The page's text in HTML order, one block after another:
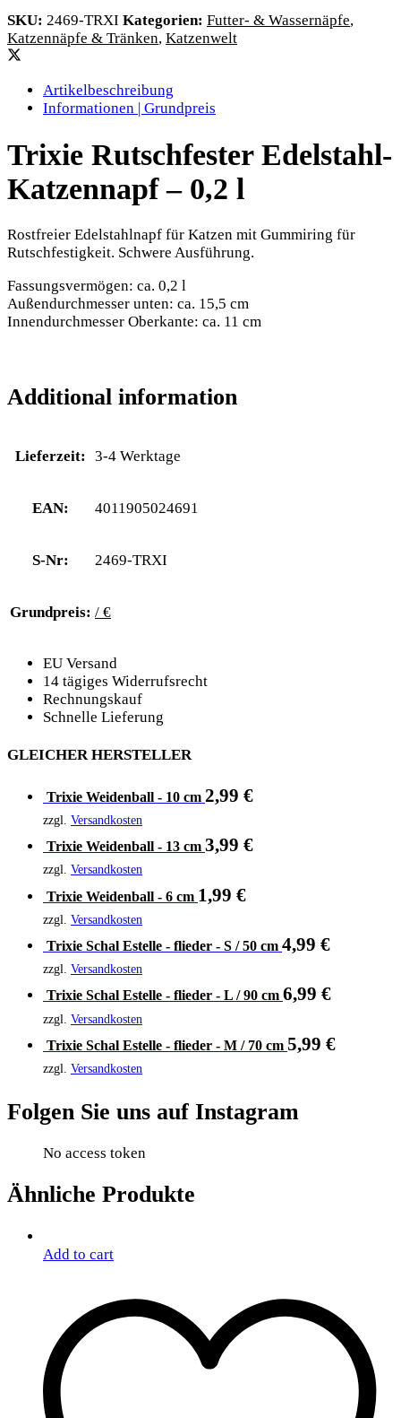
SKU: 2469-TRXI Kategorien: Futter- & Wassernäpfe,
Katzennäpfe & Tränken, Katzenwelt
Artikelbeschreibung
Informationen | Grundpreis
Trixie Rutschfester Edelstahl-
Katzennapf – 0,2 l
Rostfreier Edelstahlnapf für Katzen mit Gummiring für
Rutschfestigkeit. Schwere Ausführung.
Fassungsvermögen: ca. 0,2 l
Außendurchmesser unten: ca. 15,5 cm
Innendurchmesser Oberkante: ca. 11 cm
Additional information
Lieferzeit: 3-4 Werktage
EAN: 4011905024691
S-Nr: 2469-TRXI
Grundpreis: / €
EU Versand
14 tägiges Widerrufsrecht
Rechnungskauf
Schnelle Lieferung
GLEICHER HERSTELLER
Trixie Weidenball - 10 cm 2,99 €
zzgl. Versandkosten
Trixie Weidenball - 13 cm 3,99 €
zzgl. Versandkosten
Trixie Weidenball - 6 cm 1,99 €
zzgl. Versandkosten
Trixie Schal Estelle - flieder - S / 50 cm 4,99 €
zzgl. Versandkosten
Trixie Schal Estelle - flieder - L / 90 cm 6,99 €
zzgl. Versandkosten
Trixie Schal Estelle - flieder - M / 70 cm 5,99 €
zzgl. Versandkosten
Folgen Sie uns auf Instagram
No access token
Ähnliche Produkte
Add to cart